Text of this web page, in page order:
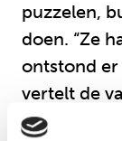
puzzelen,
doen. “Ze
ontstond er
vertelt de